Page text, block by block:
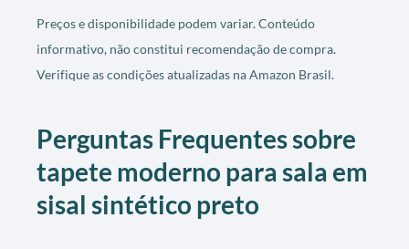
Preços e disponibilidade podem variar. Conteúdo
informativo, não constitui recomendação de compra.
Verifique as condições atualizadas na Amazon Brasil.
Perguntas Frequentes sobre
tapete moderno para sala em
sisal sintético preto